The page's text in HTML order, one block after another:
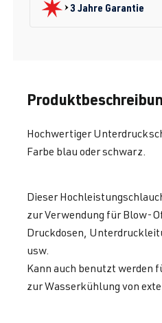
3 Jahre Garantie
Hochwertiger
Farbe blau oder schwarz.
Dieser
zur Verwendung für Blow-
Druckdosen,
usw.
Kann auch benutzt werden
zur Wasserkühlung von